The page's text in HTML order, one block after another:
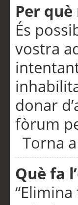
Per
És
vostra
donar
fòrum
Torna
Què fa